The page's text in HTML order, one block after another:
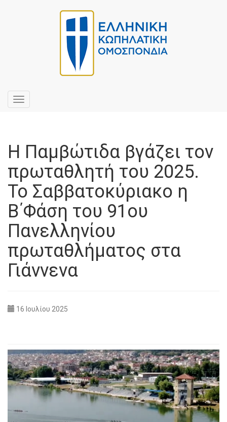
Toggle
navigation
Η Παμβώτιδα βγάζει τον
πρωταθλητή του 2025.
Το Σαββατοκύριακο η
Β΄Φάση του 91ου
Πανελληνίου
πρωταθλήματος στα
Γιάννενα
16 Ιουλίου 2025